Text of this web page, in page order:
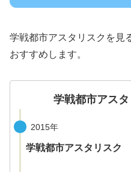
学戦都市アスタリスクを見
おすすめします。
学戦都市アス
2015年
学戦都市アスタリスク